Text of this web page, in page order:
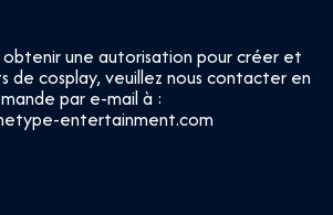
obtenir une autorisation pour créer et
de cosplay, veuillez nous contacter en
par e-mail à :
entertainment.com